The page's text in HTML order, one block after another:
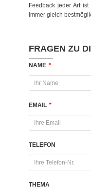
FRAGEN ZU
NAME *
EMAIL *
TELEFON
THEMA
Feedback jeder Art
immer gleich